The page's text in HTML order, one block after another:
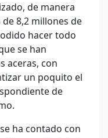
de manera
8,2 millones de
hacer todo
se han
aceras, con
un poquito el
de
ha contado con